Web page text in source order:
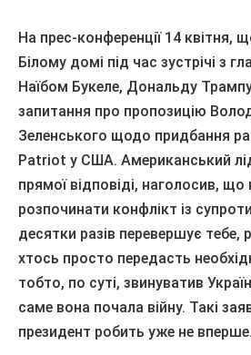
На прес-конференції 14 квітня,
Білому домі під час зустрічі з
Наїбом Букеле, Дональду
запитання про пропозицію
Зеленського щодо придбання
Patriot у США. Американський
прямої відповіді, наголосив,
розпочинати конфлікт із
десятки разів перевершує
хтось просто передасть
тобто, по суті, звинуватив
саме вона почала війну. Такі
президент робить уже не вперше.